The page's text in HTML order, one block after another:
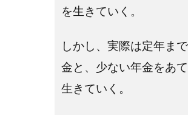
を生きていく。
しかし、実際は定年ま
金と、少ない年金をあ
生きていく。